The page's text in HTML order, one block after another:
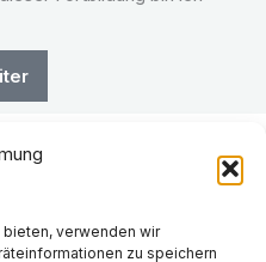
bieten, verwenden wir
zu speichern